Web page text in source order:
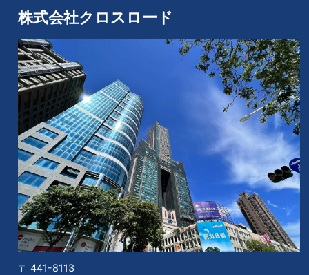
株式会社クロスロード
〒 441-8113